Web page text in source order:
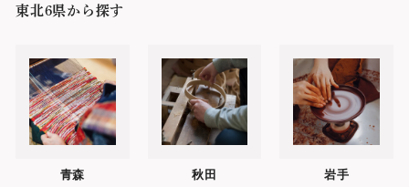
東北6県から探す
青森 秋田 岩手